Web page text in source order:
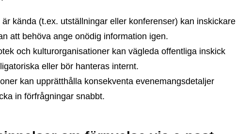
kända (t.ex. utställningar eller konferenser) kan inskickare
att behöva ange onödig information igen.
och kulturorganisationer kan vägleda offentliga inskick
eller bör hanteras internt.
kan upprätthålla konsekventa evenemangsdetaljer
in förfrågningar snabbt.